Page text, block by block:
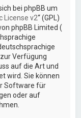
bei phpBB um
License v2“ (GPL)
phpBB Limited (
zur Verfügung
auf die Art und
wird. Sie können
Software für
oder auf